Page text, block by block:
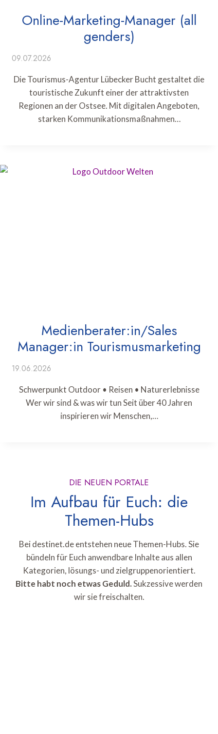
Online-Marketing-Manager (all
genders)
09.07.2026
Die Tourismus-Agentur Lübecker Bucht gestaltet die
touristische Zukunft einer der attraktivsten
Regionen an der Ostsee. Mit digitalen Angeboten,
starken Kommunikationsmaßnahmen…
Medienberater:in/Sales
Manager:in Tourismusmarketing
19.06.2026
Schwerpunkt Outdoor • Reisen • Naturerlebnisse
Wer wir sind & was wir tun Seit über 40 Jahren
inspirieren wir Menschen,…
DIE NEUEN PORTALE
Im Aufbau für Euch: die
Themen-Hubs
Bei destinet.de entstehen neue Themen-Hubs. Sie
bündeln für Euch anwendbare Inhalte aus allen
Kategorien, lösungs- und zielgruppenorientiert.
Bitte habt noch etwas Geduld.Sukzessive werden
wir sie freischalten.